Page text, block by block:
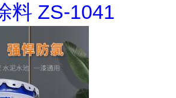
料 ZS-1041